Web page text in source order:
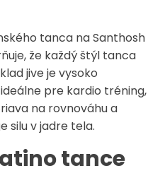
tanca na Santhosh
že každý štýl tanca
jive je vysoko
pre kardio tréning,
na rovnováhu a
silu v jadre tela.
tance